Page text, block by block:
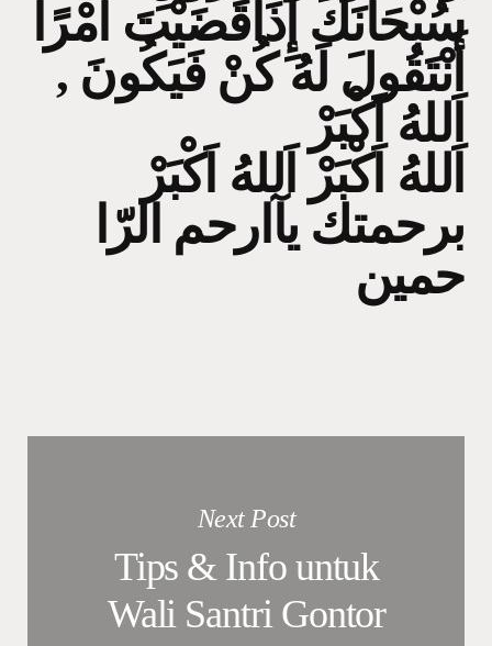
سُبْحَانَكَ إِذَاقَضَيْتَ اَمْرًا
أَنْتَقُولَ لَهُ كُنْ فَيَكُونَ ,
اَللهُ اَكْبَرْ
اَللهُ اَكْبَرْ اَللهُ اَكْبَرْ
برحمتك يآارحم الرّا
حمين
Next Post
Tips & Info untuk
Wali Santri Gontor